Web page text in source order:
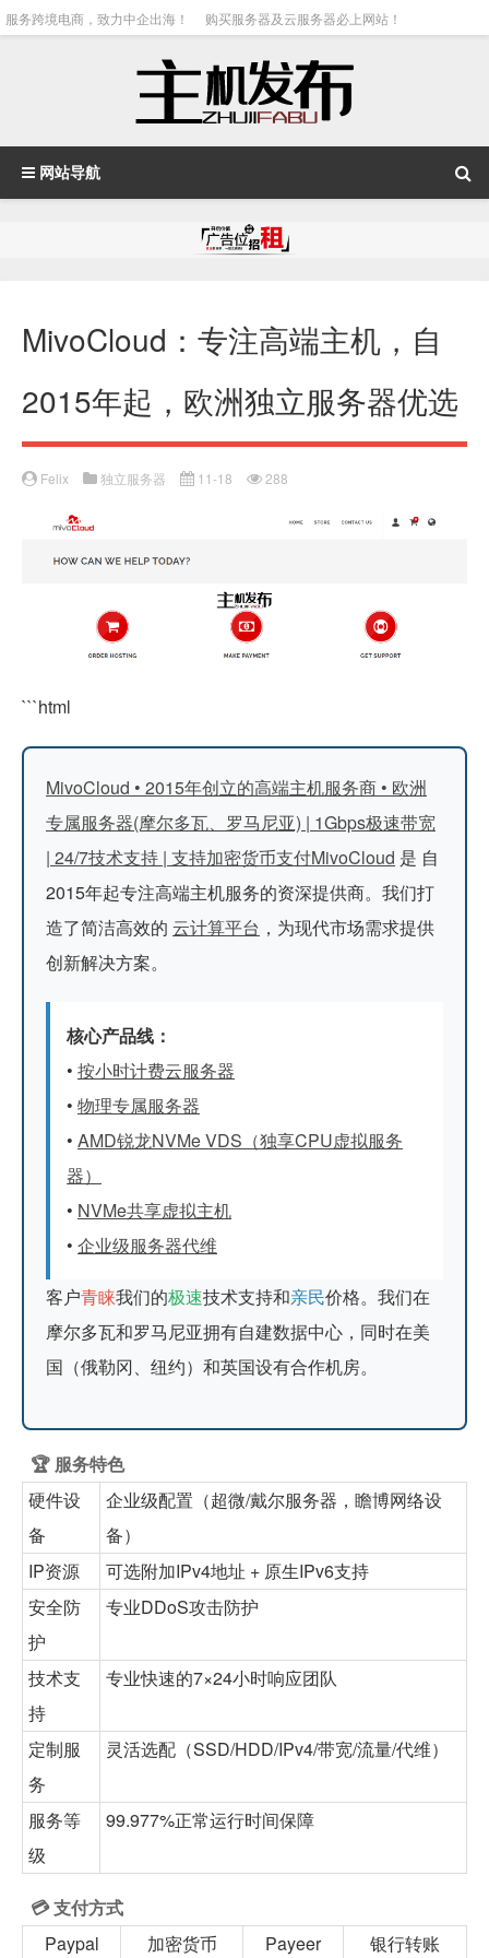
服务跨境电商，致力中企出海！ 购买服务器及云服务器必上网站！
网站导航
MivoCloud：专注高端主机，自
2015年起，欧洲独立服务器优选
Felix 独立服务器 11-18 288
```html
MivoCloud • 2015年创立的高端主机服务商 • 欧洲
专属服务器(摩尔多瓦、罗马尼亚) | 1Gbps极速带宽
| 24/7技术支持 | 支持加密货币支付MivoCloud 是 自
2015年起专注高端主机服务的资深提供商。我们打
造了简洁高效的 云计算平台 ，为现代市场需求提供
创新解决方案。
核心产品线：
• 按小时计费云服务器
• 物理专属服务器
• AMD锐龙NVMe VDS （独享CPU虚拟服务
器）
• NVMe共享虚拟主机
• 企业级服务器代维
客户青睐我们的极速技术支持和亲民价格。我们在
摩尔多瓦和罗马尼亚拥有自建数据中心，同时在美
国（俄勒冈、纽约）和英国设有合作机房。
🏆 服务特色
硬件设
备
企业级配置（超微/戴尔服务器，瞻博网络设
备）
IP资源
可选附加IPv4地址 + 原生IPv6支持
安全防
护
专业DDoS攻击防护
技术支
持
专业快速的7×24小时响应团队
定制服
务
灵活选配（SSD/HDD/IPv4/带宽/流量/代维）
服务等
级
99.977%正常运行时间保障
💳 支付方式
Paypal
加密货币 Payeer 银行转账